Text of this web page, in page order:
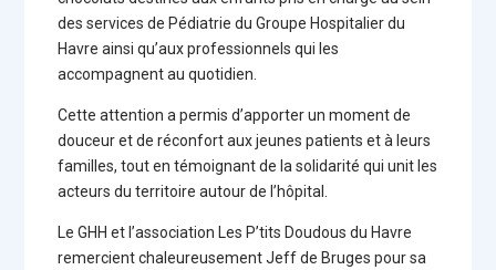
des services de Pédiatrie du Groupe Hospitalier du
Havre ainsi qu’aux professionnels qui les
accompagnent au quotidien.
Cette attention a permis d’apporter un moment de
douceur et de réconfort aux jeunes patients et à leurs
familles, tout en témoignant de la solidarité qui unit les
acteurs du territoire autour de l’hôpital.
Le GHH et l’association Les P’tits Doudous du Havre
remercient chaleureusement Jeff de Bruges pour sa